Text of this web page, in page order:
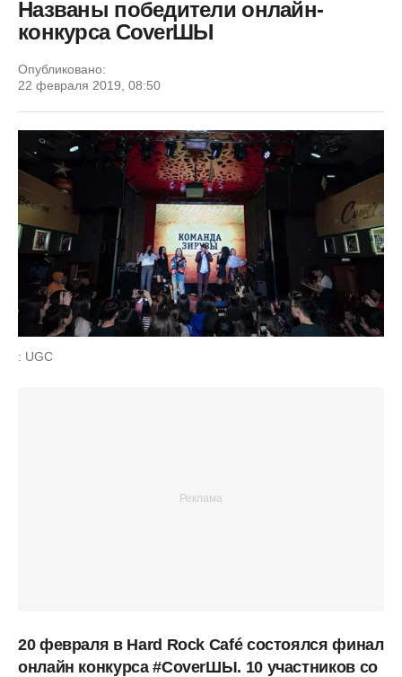
Названы победители онлайн-
конкурса CoverШЫ
Опубликовано:
22 февраля 2019, 08:50
: UGC
20 февраля в Hard Rock Café состоялся финал
онлайн конкурса #CoverШЫ. 10 участников со